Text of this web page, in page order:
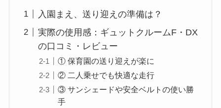
入園まえ、送り迎えの準備は？
実際の使用感：ギュットクルームF・DX
の口コミ・レビュー
① 保育園の送り迎えが楽に
② 二人乗せでも快適な走行
③ サンシェードや安全ベルトの使い勝
手